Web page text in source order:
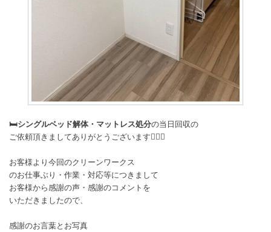
🛏️シングルベッド解体・マットレス処分の当日回収の
ご依頼頂きましてありがとうございます🙇🏻‍♂️
お客様より今回のクリーンワークス
のお仕事ぶり・作業・対応等につきまして
お客様から感謝の声・感謝のコメントを
いただきましたので、
感謝のお言葉とお写真